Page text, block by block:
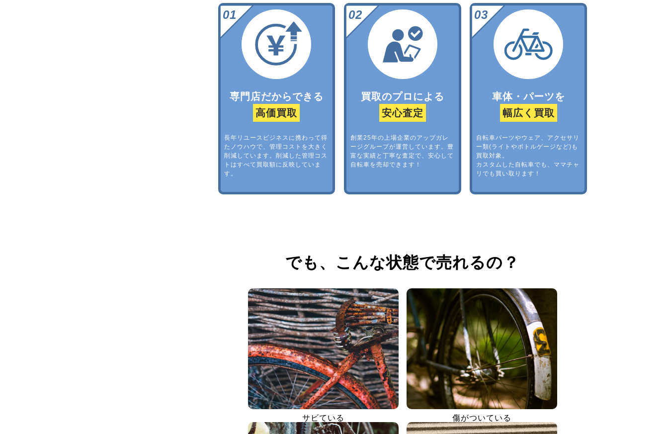
専門店だからできる
高価買取
長年リユースビジネスに携わって得
たノウハウで、管理コストを大きく
削減しています。削減した管理コス
トはすべて買取額に反映していま
す。
買取のプロによる
安心査定
創業25年の上場企業のアップガレ
ージグループが運営しています。豊
富な実績と丁寧な査定で、安心して
自転車を売却できます！
車体・パーツを
幅広く買取
自転車パーツやウェア、アクセサリ
ー類(ライトやボトルゲージなど)も
買取対象。
カスタムした自転車でも、ママチャ
リでも買い取ります！
でも、 こんな状態で売れるの？
サビている 傷がついている